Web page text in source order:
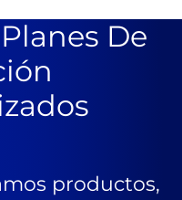
De
productos,